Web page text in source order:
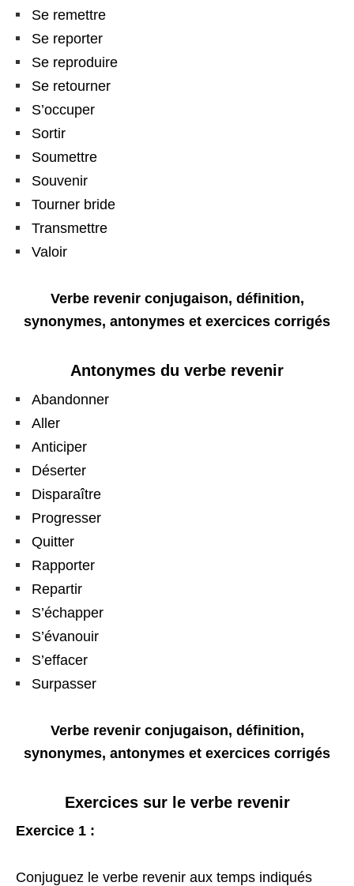
Se remettre
Se reporter
Se reproduire
Se retourner
S’occuper
Sortir
Soumettre
Souvenir
Tourner bride
Transmettre
Valoir
Verbe revenir conjugaison, définition,
synonymes, antonymes et exercices corrigés
Antonymes du verbe revenir
Abandonner
Aller
Anticiper
Déserter
Disparaître
Progresser
Quitter
Rapporter
Repartir
S’échapper
S’évanouir
S’effacer
Surpasser
Verbe revenir conjugaison, définition,
synonymes, antonymes et exercices corrigés
Exercices sur le verbe revenir
Exercice 1 :
Conjuguez le verbe revenir aux temps indiqués